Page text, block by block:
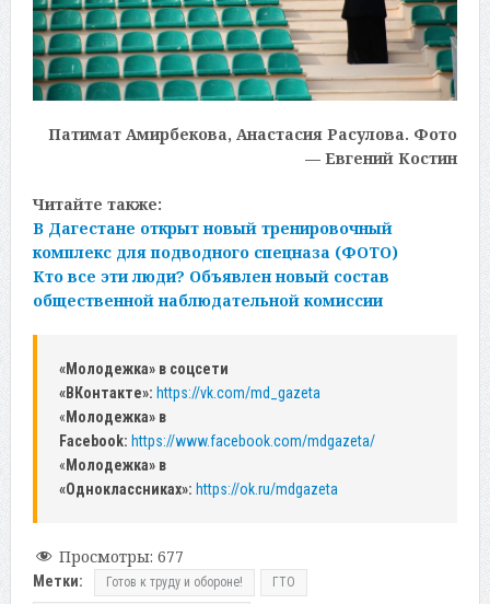
Патимат Амирбекова, Анастасия Расулова. Фото
— Евгений Костин
Читайте также:
В Дагестане открыт новый тренировочный
комплекс для подводного спецназа (ФОТО)
Кто все эти люди? Объявлен новый состав
общественной наблюдательной комиссии
«Молодежка» в соцсети
«ВКонтакте»: https://vk.com/md_gazeta
« Молодежка» в
Facebook: https://www.facebook.com/mdgazeta/
« Молодежка» в
«Одноклассниках»: https://ok.ru/mdgazeta
Просмотры: 677
Метки: Готов к труду и обороне! ГТО